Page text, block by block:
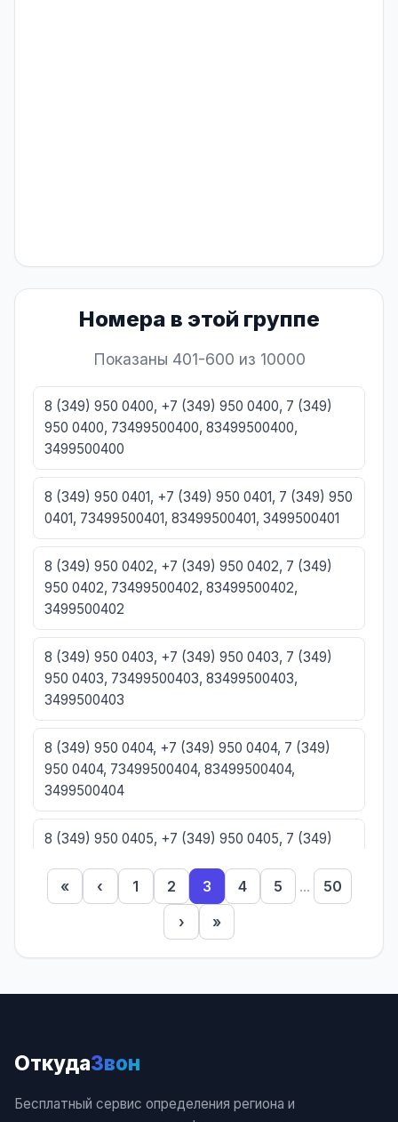
Номера в этой группе
Показаны 401-600 из 10000
8 (349) 950 0400, +7 (349) 950 0400, 7 (349)
950 0400, 73499500400, 83499500400,
3499500400
8 (349) 950 0401, +7 (349) 950 0401, 7 (349) 950
0401, 73499500401, 83499500401, 3499500401
8 (349) 950 0402, +7 (349) 950 0402, 7 (349)
950 0402, 73499500402, 83499500402,
3499500402
8 (349) 950 0403, +7 (349) 950 0403, 7 (349)
950 0403, 73499500403, 83499500403,
3499500403
8 (349) 950 0404, +7 (349) 950 0404, 7 (349)
950 0404, 73499500404, 83499500404,
3499500404
8 (349) 950 0405, +7 (349) 950 0405, 7 (349)
3499500405
8 (349) 950 0406, +7 (349) 950 0406, 7 (349)
3499500407
8 (349) 950 0408, +7 (349) 950 0408, 7 (349)
« ‹ 1 2 3 4 5 ...
50
›
»
ОткудаЗвон
Бесплатный сервис определения региона и